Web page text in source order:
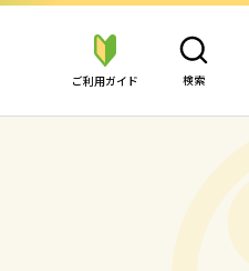
ご利用ガイド 検索